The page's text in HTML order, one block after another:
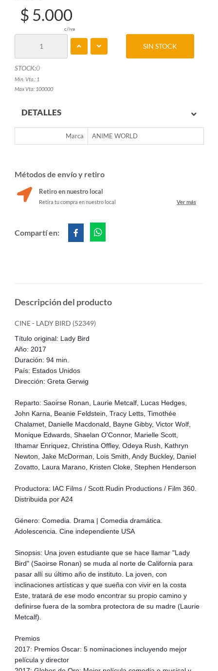
$ 5.000
c/iva
STOCK:0
Min. Vta.: 1
Max Vta: 100000
SIN STOCK
DETALLES
Marca ANIME WORLD
Métodos de envío y retiro
Retiro en nuestro local
Retira tu compra en nuestro local Ver más
Compartí en:
Descripción del producto
CINE - LADY BIRD (52349)
Título original: Lady Bird
Año: 2017
Duración: 94 min.
País: Estados Unidos
Dirección: Greta Gerwig
Reparto: Saoirse Ronan, Laurie Metcalf, Lucas Hedges,
John Karna, Beanie Feldstein, Tracy Letts, Timothée
Chalamet, Danielle Macdonald, Bayne Gibby, Victor Wolf,
Monique Edwards, Shaelan O'Connor, Marielle Scott,
Ithamar Enriquez, Christina Offley, Odeya Rush, Kathryn
Newton, Jake McDorman, Lois Smith, Andy Buckley, Daniel
Zovatto, Laura Marano, Kristen Cloke, Stephen Henderson
Productora: IAC Films / Scott Rudin Productions / Film 360.
Distribuida por A24
Género: Comedia. Drama | Comedia dramática.
Adolescencia. Cine independiente USA
Sinopsis: Una joven estudiante que se hace llamar "Lady
Bird" (Saoirse Ronan) se muda al norte de California para
pasar allí su último año de instituto. La joven, con
inclinaciones artísticas y que sueña con vivir en la costa
Este, tratará de ese modo encontrar su propio camino y
definirse fuera de la sombra protectora de su madre (Laurie
Metcalf).
Premios
2017: Premios Oscar: 5 nominaciones incluyendo mejor
película y director